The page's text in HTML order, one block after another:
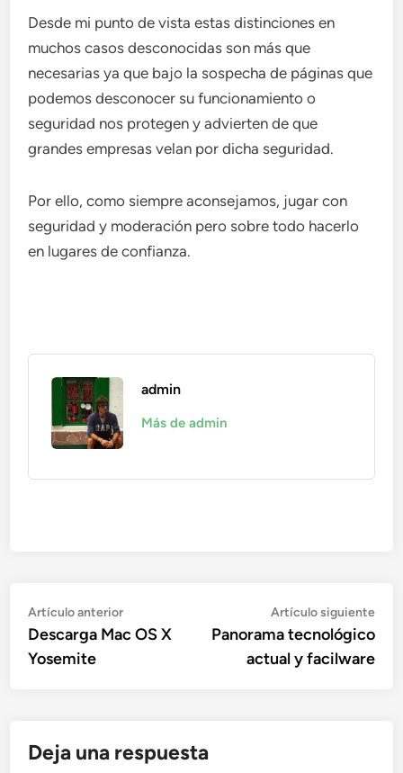
Desde mi punto de vista estas distinciones en
muchos casos desconocidas son más que
necesarias ya que bajo la sospecha de páginas que
podemos desconocer su funcionamiento o
seguridad nos protegen y advierten de que
grandes empresas velan por dicha seguridad.
Por ello, como siempre aconsejamos, jugar con
seguridad y moderación pero sobre todo hacerlo
en lugares de confianza.
admin
Más de admin
Navegación
de
entradas
Artículo anteriorArtículo
anterior:
Descarga Mac OS X
Yosemite
Artículo siguiente
Panorama tecnológico
actual y facilware
Deja una respuesta